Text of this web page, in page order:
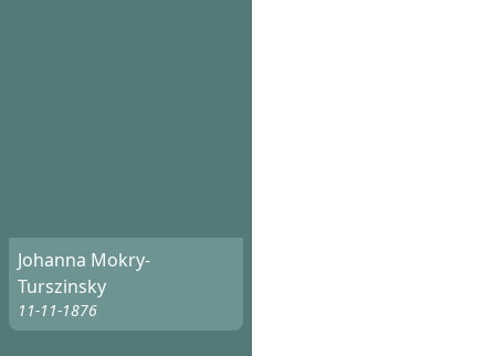
Johanna Mokry-
Turszinsky
11-11-1876